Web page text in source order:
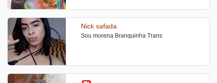
CIDADE, venham se deliciar na grossura de
para realizar seus maiores fetiches, fantasias,
prazeres, gozadas, chuva dourada, beijo
Nick safada
Sou morena Branquinha Trans